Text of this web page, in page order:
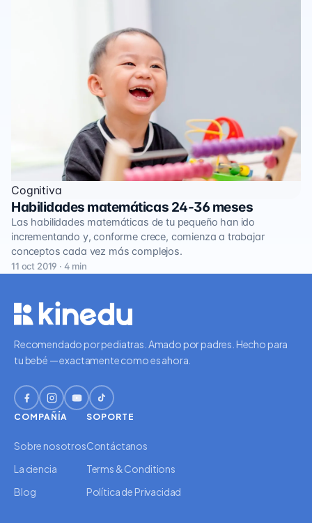
Cognitiva
Habilidades matemáticas 24-36 meses
Las habilidades matemáticas de tu pequeño han ido
incrementando y, conforme crece, comienza a trabajar
conceptos cada vez más complejos.
11 oct 2019 · 4 min
Recomendado por pediatras. Amado por padres. Hecho para
tu bebé — exactamente como es ahora.
COMPAÑÍA
Sobre nosotros
La ciencia
Blog
SOPORTE
Contáctanos
Terms & Conditions
Política de Privacidad